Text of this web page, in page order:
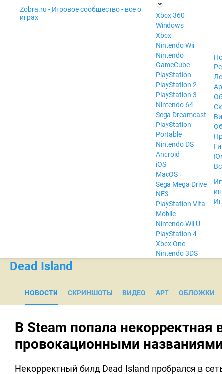
Zobra.ru - Игровое сообщество - все о
играх
П
ла
т
ф
ор
м
ы
Xbox 360
Windows
Xbox
Nintendo Wii
Nintendo
GameCube
PlayStation
PlayStation 2
PlayStation 3
Nintendo 64
Sega Dreamcast
PlayStation
Portable
Nintendo DS
Android
iOS
MacOS
Sega Mega Drive
NES
PlayStation Vita
Mobile
Nintendo Wii U
PlayStation 4
Xbox One
Nintendo 3DS
Dead Island
НОВОСТИ СКРИНШОТЫ ВИДЕО АРТ ОБЛОЖКИ
В Steam попала некорректная
провокационными
Некорректный билд Dead Island пробрался в